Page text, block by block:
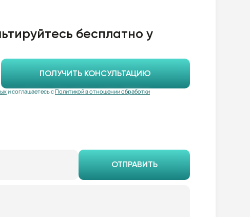
бесплатно у
ПОЛУЧИТЬ КОНСУЛЬТАЦИЮ
и соглашаетесь сПолитикой в отношении обработки
ОТПРАВИТЬ